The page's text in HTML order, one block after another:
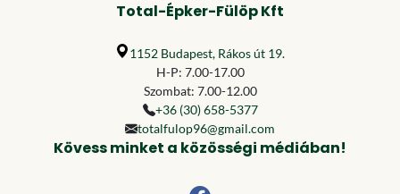
Total-Épker-Fülöp Kft
1152 Budapest, Rákos út 19.
H-P: 7.00-17.00
Szombat: 7.00-12.00
+36 (30) 658-5377
totalfulop96@gmail.com
Kövess minket a közösségi médiában!